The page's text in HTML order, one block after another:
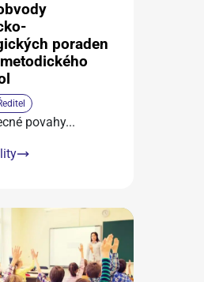
poraden
povahy...